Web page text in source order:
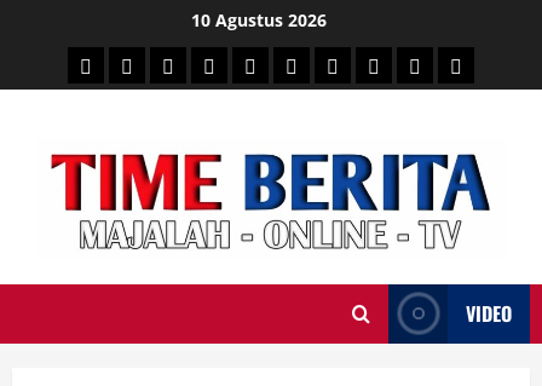
content
10 Agustus 2026
HEADLINE
PARESULSELBAR
POLITIKHUKRIMNASIONAL
PENKESSPORTAINMENT
DUNIAMEDSOS
VIDEO